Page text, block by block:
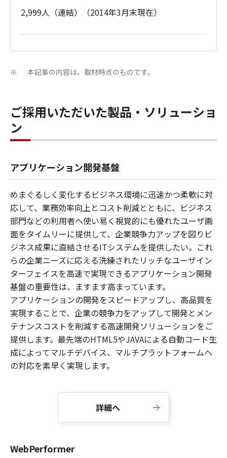
2,999人（連結）（2014年3月末現在）
※ 本記事の内容は、取材時点のものです。
ご採用いただいた製品・ソリューショ
ン
アプリケーション開発基盤
めまぐるしく変化するビジネス環境に迅速かつ柔軟に対
応して、業務効率向上とコスト削減とともに、ビジネス
部門などの利用者へ使い易く視覚的にも優れたユーザ画
面をタイムリーに提供して、企業競争力アップを図りビ
ジネス成果に直結させるITシステムを提供したい。これ
らの企業ニーズに応える洗練されたリッチなユーザイン
ターフェイスを高速で実現できるアプリケーション開発
基盤の重要性は、ますます高まっています。
アプリケーションの開発をスピードアップし、高品質を
実現することで、企業の競争力をアップして開発とメン
テナンスコストを削減する高速開発ソリューションをご
提供します。最先端のHTML5やJAVAによる自動コード生
成によってマルチデバイス、マルチプラットフォームへ
の対応を素早く実現します。
詳細へ
WebPerformer